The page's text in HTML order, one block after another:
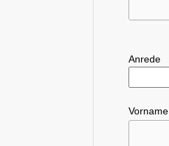
Anrede
Vorname